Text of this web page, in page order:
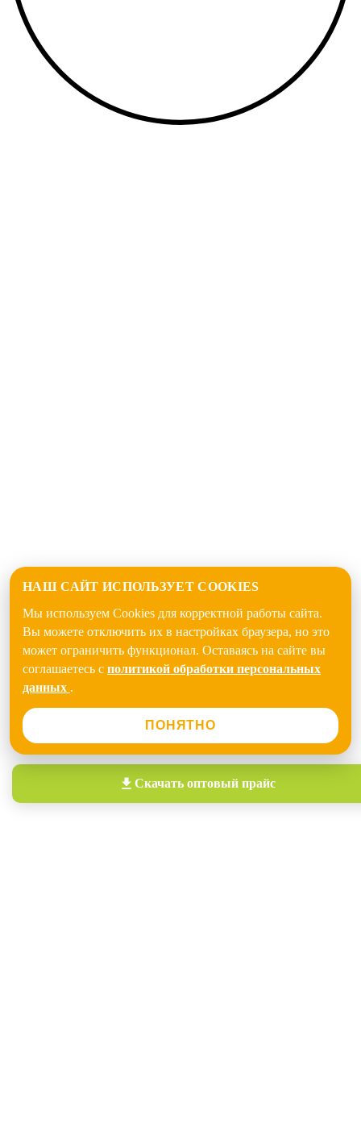
НАШ САЙТ ИСПОЛЬЗУЕТ COOKIES
Мы используем Cookies для корректной работы сайта.
Вы можете отключить их в настройках браузера, но это
может ограничить функционал. Оставаясь на сайте вы
соглашаетесь с политикой обработки персональных
данных .
ПОНЯТНО
Скачать оптовый прайс